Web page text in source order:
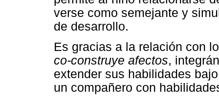
verse como semejante y
de desarrollo.
Es gracias a la relación con
co-construye afectos,
extender sus habilidades
un compañero con